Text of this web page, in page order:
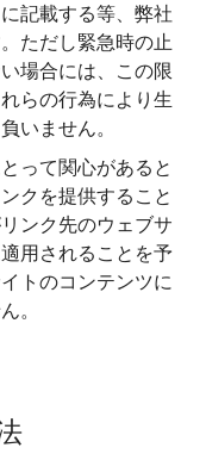
記載する等、弊社
ただし緊急時の止
場合には、この限
らの行為により生
いません。
って関心があると
クを提供すること
ンク先のウェブサ
用されることを予
トのコンテンツに
。